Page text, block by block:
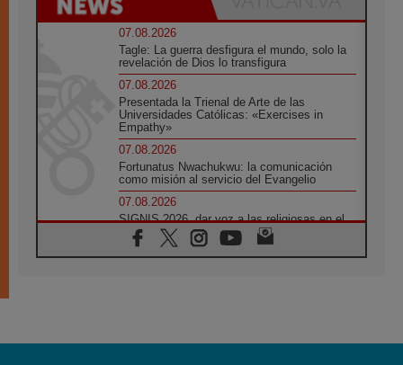
07.08.2026
Tagle: La guerra desfigura el mundo, solo la
revelación de Dios lo transfigura
07.08.2026
Presentada la Trienal de Arte de las
Universidades Católicas: «Exercises in
Empathy»
07.08.2026
Fortunatus Nwachukwu: la comunicación
como misión al servicio del Evangelio
07.08.2026
SIGNIS 2026, dar voz a las religiosas en el
espacio público
07.08.2026